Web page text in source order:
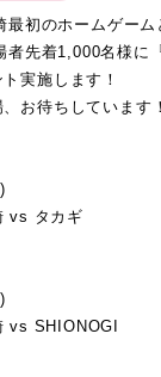
最初のホームゲーム
者先着1,000名様に
実施します！
お待ちしています！
vs タカギ
vs SHIONOGI